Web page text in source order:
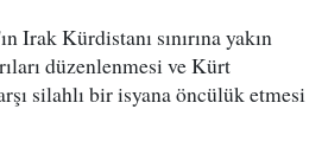
Irak Kürdistanı sınırına yakın
düzenlenmesi ve Kürt
silahlı bir isyana öncülük etmesi